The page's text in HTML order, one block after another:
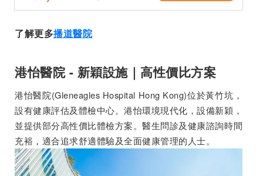
了解更多播道醫院
港怡醫院 - 新穎設施｜高性價比方案
港怡醫院(Gleneagles Hospital Hong Kong)位於黃竹坑，
設有健康評估及體檢中心。港怡環境現代化，設備新穎，
並提供部分高性價比體檢方案。醫生問診及健康諮詢時間
充裕，適合追求舒適體驗及全面健康管理的人士。